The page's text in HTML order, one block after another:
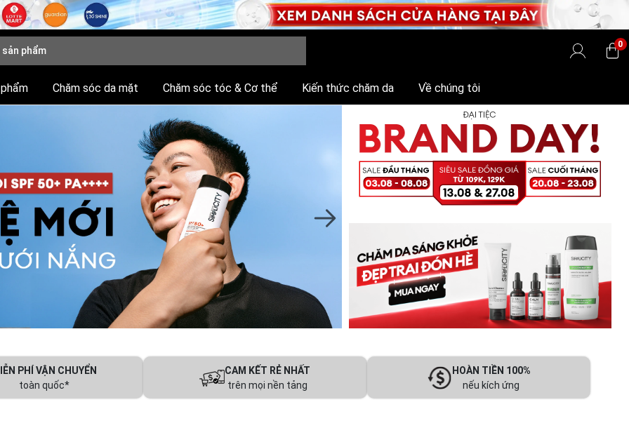
0
Chăm sóc da mặt Chăm sóc tóc & Cơ thể Kiến thức chăm da Về chúng tôi
PHÍ VẬN CHUYỂN
toàn quốc*
CAM KẾT RẺ NHẤT
trên mọi nền tảng
HOÀN TIỀN 100%
nếu kích ứng